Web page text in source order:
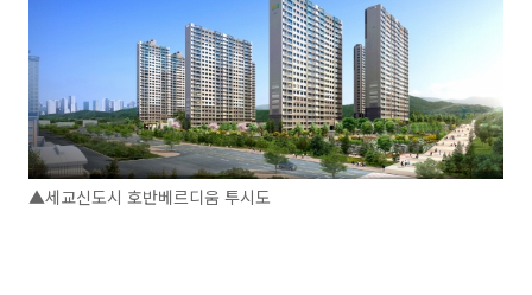
▲세교신도시 호반베르디움 투시도